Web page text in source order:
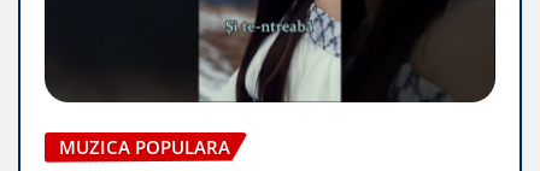
MUZICA POPULARA